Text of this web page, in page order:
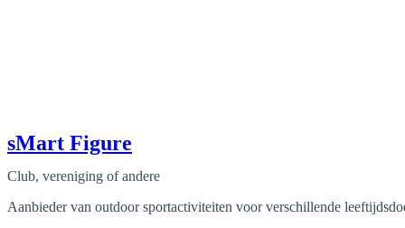
sMart Figure
Club, vereniging of andere
Aanbieder van outdoor sportactiviteiten voor verschillende